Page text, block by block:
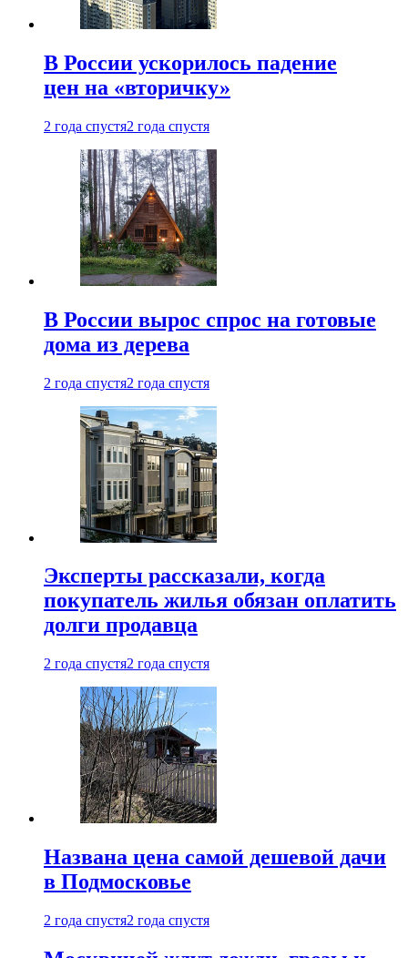
В России ускорилось падение
цен на «вторичку»
2 года спустя2 года спустя
В России вырос спрос на готовые
дома из дерева
2 года спустя2 года спустя
Эксперты рассказали, когда
покупатель жилья обязан оплатить
долги продавца
2 года спустя2 года спустя
Названа цена самой дешевой дачи
в Подмосковье
2 года спустя2 года спустя